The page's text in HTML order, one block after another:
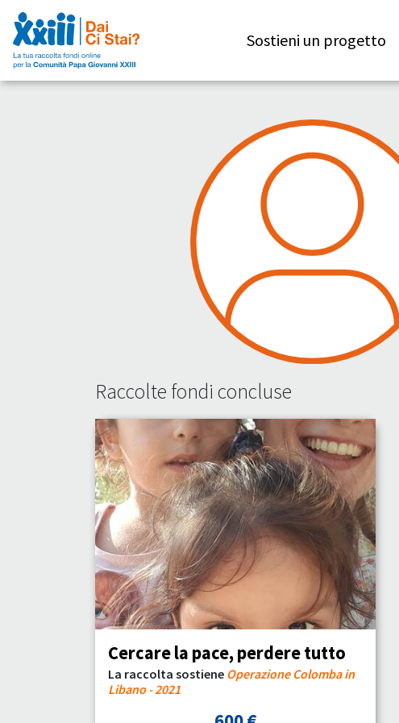
Sostieni un progetto
Raccolte fondi concluse
Cercare la pace, perdere tutto
La raccolta sostiene Operazione Colomba in
Libano - 2021